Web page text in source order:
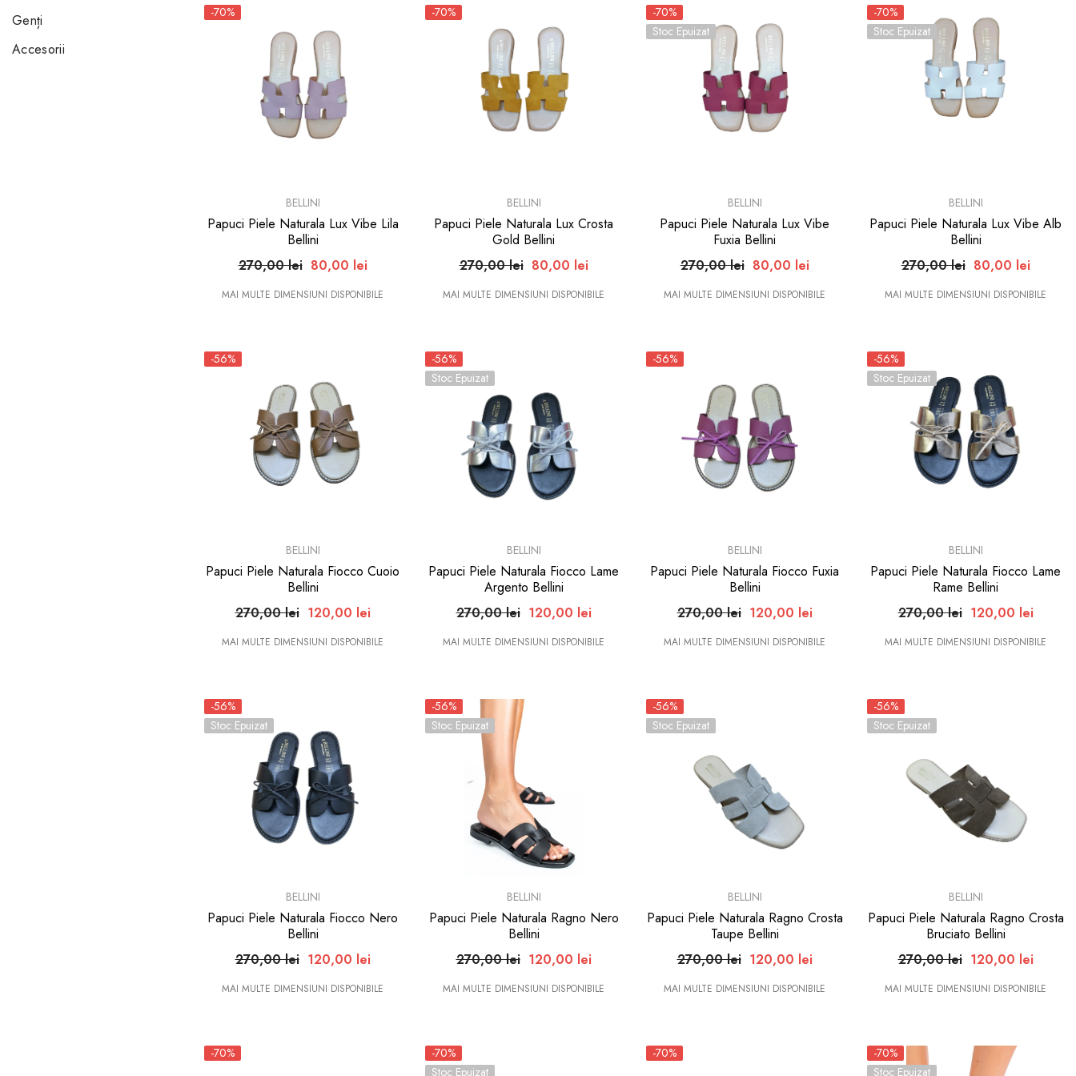
Genți
Accesorii
-70%
BELLINI
Papuci Piele Naturala Lux Vibe Lila
Bellini
270,00 lei 80,00 lei
MAI MULTE DIMENSIUNI DISPONIBILE
-70%
BELLINI
Papuci Piele Naturala Lux Crosta
Gold Bellini
270,00 lei 80,00 lei
MAI MULTE DIMENSIUNI DISPONIBILE
-70%
Stoc Epuizat
BELLINI
Papuci Piele Naturala Lux Vibe
Fuxia Bellini
270,00 lei 80,00 lei
MAI MULTE DIMENSIUNI DISPONIBILE
-70%
Stoc Epuizat
BELLINI
Papuci Piele Naturala Lux Vibe Alb
Bellini
270,00 lei 80,00 lei
MAI MULTE DIMENSIUNI DISPONIBILE
-56%
BELLINI
Papuci Piele Naturala Fiocco Cuoio
Bellini
270,00 lei 120,00 lei
MAI MULTE DIMENSIUNI DISPONIBILE
-56%
Stoc Epuizat
BELLINI
Papuci Piele Naturala Fiocco Lame
Argento Bellini
270,00 lei 120,00 lei
MAI MULTE DIMENSIUNI DISPONIBILE
-56%
BELLINI
Papuci Piele Naturala Fiocco Fuxia
Bellini
270,00 lei 120,00 lei
MAI MULTE DIMENSIUNI DISPONIBILE
-56%
Stoc Epuizat
BELLINI
Papuci Piele Naturala Fiocco Lame
Rame Bellini
270,00 lei 120,00 lei
MAI MULTE DIMENSIUNI DISPONIBILE
-56%
Stoc Epuizat
BELLINI
Papuci Piele Naturala Fiocco Nero
Bellini
270,00 lei 120,00 lei
MAI MULTE DIMENSIUNI DISPONIBILE
-56%
Stoc Epuizat
BELLINI
Papuci Piele Naturala Ragno Nero
Bellini
270,00 lei 120,00 lei
MAI MULTE DIMENSIUNI DISPONIBILE
-56%
Stoc Epuizat
BELLINI
Papuci Piele Naturala Ragno Crosta
Taupe Bellini
270,00 lei 120,00 lei
MAI MULTE DIMENSIUNI DISPONIBILE
-56%
Stoc Epuizat
BELLINI
Papuci Piele Naturala Ragno Crosta
Bruciato Bellini
270,00 lei 120,00 lei
MAI MULTE DIMENSIUNI DISPONIBILE
-70%
-70%
Stoc Epuizat
-70%
-70%
Stoc Epuizat